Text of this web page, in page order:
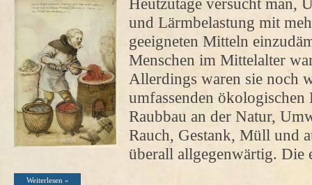
Heutzutage versucht man,
und Lärmbelastung mit
geeigneten Mitteln
Menschen im Mittelalter
Allerdings waren sie noch
umfassenden ökologischen
Raubbau an der Natur,
Rauch, Gestank, Müll und
überall allgegenwärtig.
Weiterlesen »